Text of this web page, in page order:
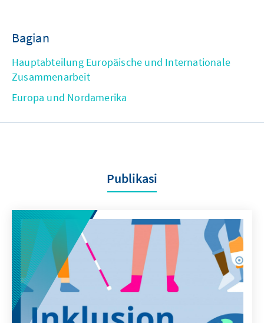
Bagian
Hauptabteilung Europäische und Internationale
Zusammenarbeit
Europa und Nordamerika
Publikasi